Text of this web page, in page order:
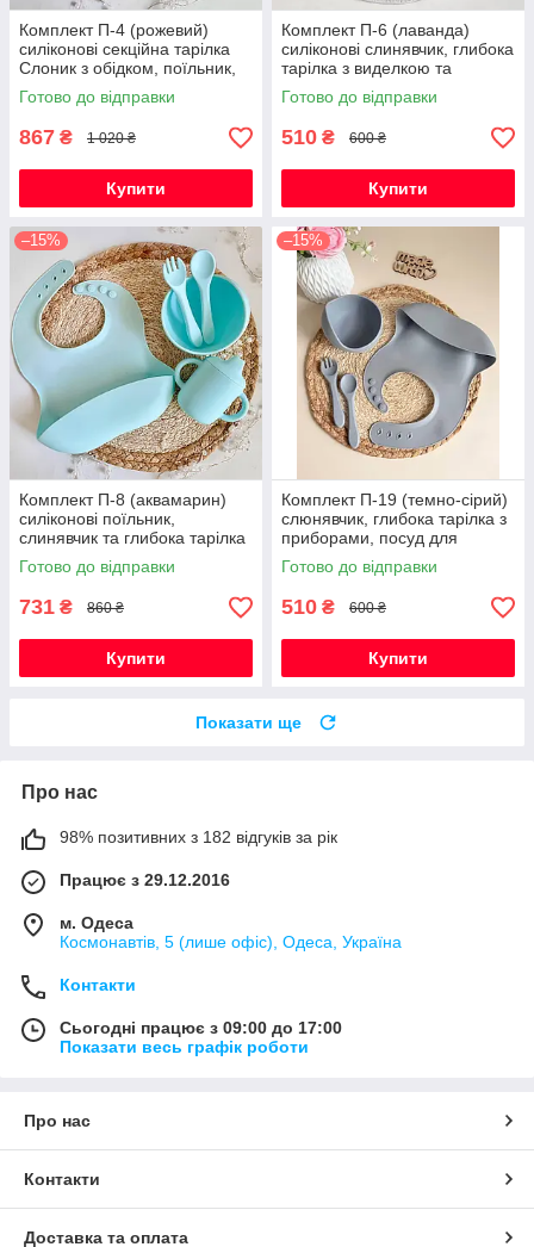
Комплект П-4 (рожевий)
силіконові секційна тарілка
Слоник з обідком, поїльник,
слюнявчик, ложка та виделка
Готово до відправки
867 ₴ 1 020 ₴
Купити
Комплект П-6 (лаванда)
силіконові слинявчик, глибока
тарілка з виделкою та
ложкою, посуд для прикорму
Готово до відправки
510 ₴ 600 ₴
Купити
–15%
Комплект П-8 (аквамарин)
силіконові поїльник,
слинявчик та глибока тарілка
з приборами, посуд для
прикорму
Готово до відправки
731 ₴ 860 ₴
Купити
–15%
Комплект П-19 (темно-сірий)
слюнявчик, глибока тарілка з
приборами, посуд для
першого прикорму
Готово до відправки
510 ₴ 600 ₴
Купити
Показати ще
Про нас
98% позитивних з 182 відгуків за рік
Працює з 29.12.2016
м. Одеса
Космонавтів, 5 (лише офіс), Одеса, Україна
Контакти
Сьогодні працює з 09:00 до 17:00
Показати весь графік роботи
Про нас
Контакти
Доставка та оплата